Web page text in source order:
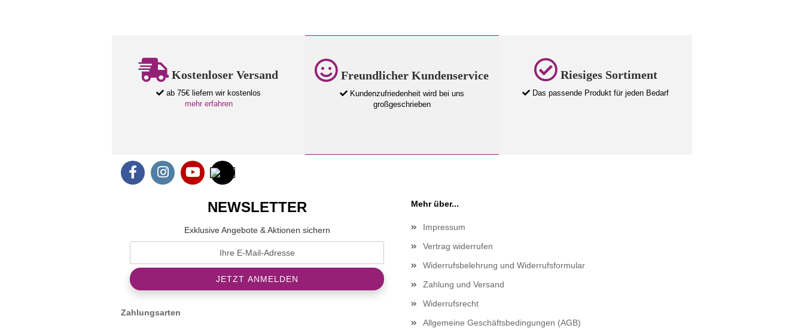
Kostenloser Versand
ab 75€ liefern wir kostenlos
mehr erfahren
Freundlicher Kundenservice
Kundenzufriedenheit wird bei uns
großgeschrieben
Riesiges Sortiment
Das passende Produkt für jeden Bedarf
NEWSLETTER
Exklusive Angebote & Aktionen sichern
Zahlungsarten
Mehr über...
Impressum
Vertrag widerrufen
Widerrufsbelehrung und Widerrufsformular
Zahlung und Versand
Widerrufsrecht
Allgemeine Geschäftsbedingungen (AGB)